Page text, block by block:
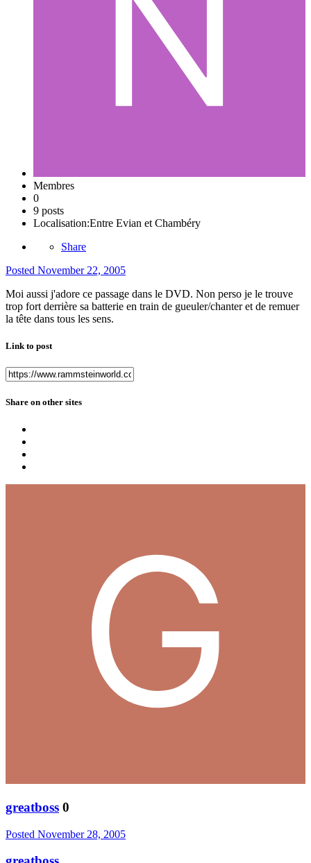
Membres
0
9 posts
Localisation:Entre Evian et Chambéry
Share
Posted November 22, 2005
Moi aussi j'adore ce passage dans le DVD. Non perso je le trouve
trop fort derrière sa batterie en train de gueuler/chanter et de remuer
la tête dans tous les sens.
Link to post
Share on other sites
greatboss 0
Posted November 28, 2005